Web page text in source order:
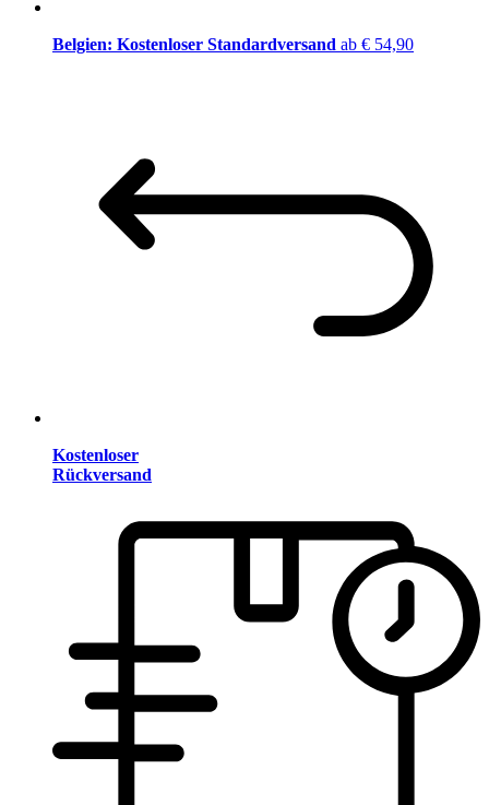
Belgien: Kostenloser Standardversand ab € 54,90
Kostenloser
Rückversand